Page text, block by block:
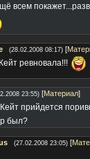
всем
(28.02.2008 08:17)[
ревновала!!!
23:55)[Материал]
прийдется
был?
(27.02.2008 23:05)[